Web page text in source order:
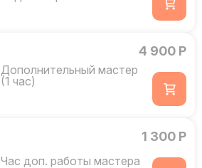
Дополнительный мастер
(1 час)
4 900 Р
Час доп. работы мастера
1 300 Р